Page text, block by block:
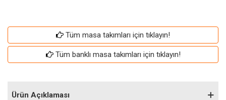
Tüm masa takımları için tıklayın!
Tüm banklı masa takımları için tıklayın!
Ürün Açıklaması